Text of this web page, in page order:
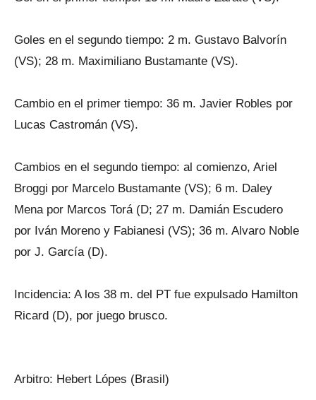
Goles en el segundo tiempo: 2 m. Gustavo Balvorín
(VS); 28 m. Maximiliano Bustamante (VS).
Cambio en el primer tiempo: 36 m. Javier Robles por
Lucas Castromán (VS).
Cambios en el segundo tiempo: al comienzo, Ariel
Broggi por Marcelo Bustamante (VS); 6 m. Daley
Mena por Marcos Torá (D; 27 m. Damián Escudero
por Iván Moreno y Fabianesi (VS); 36 m. Alvaro Noble
por J. García (D).
Incidencia: A los 38 m. del PT fue expulsado Hamilton
Ricard (D), por juego brusco.
Arbitro: Hebert Lópes (Brasil)